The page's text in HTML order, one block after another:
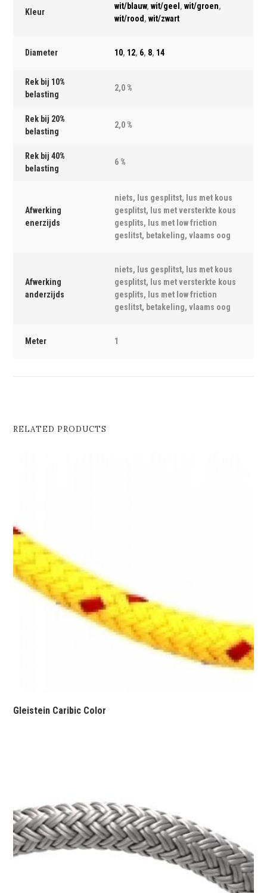
Kleur
wit/blauw,wit/geel ,wit/groen,
wit/rood ,wit/zwart
Diameter 10, 12, 6, 8, 14
Rek bij 10%
belasting
2,0 %
Rek bij 20%
belasting
2,0 %
Rek bij 40%
belasting
6 %
Afwerking
enerzijds
niets, lus gesplitst, lus met kous
gesplitst, lus met versterkte kous
gesplits, lus met low friction
geslitst, betakeling, vlaams oog
Afwerking
anderzijds
niets, lus gesplitst, lus met kous
gesplitst, lus met versterkte kous
gesplits, lus met low friction
geslitst, betakeling, vlaams oog
Meter 1
RELATED PRODUCTS
Gleistein Caribic Color